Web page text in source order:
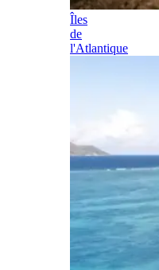
Îles
de
l'Atlantique